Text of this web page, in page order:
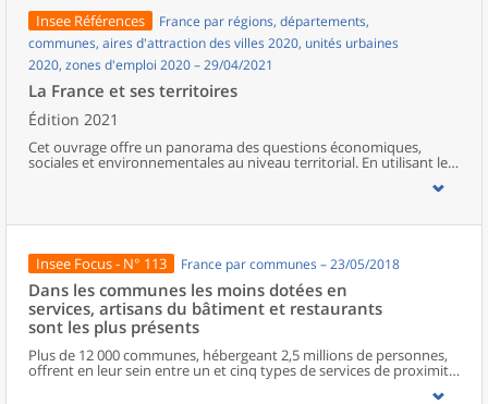
pays entre dans une phase de ralentissement démographique. En
première ligne lors des deux conflits mondiaux, les Hauts-de-
France retrouvent leur poids démographique d’avant la Première
Guerre dès les années 1950, à la faveur du baby-boom et de la
reconstruction. Depuis les années 1970, la population subit un
ralentissement, du fait d’une baisse progressive de l’excédent
naturel.
Insee Références
France par régions, départements,
communes, aires d'attraction des villes 2020, unités urbaines
2020, zones d'emploi 2020 – 29/04/2021
La France et ses territoires
Édition 2021
Cet ouvrage offre un panorama des questions économiques,
sociales et environnementales au niveau territorial. En utilisant les
disparités géographiques en France, sur les forces et faiblesses des
population.
Insee Focus - N° 113 France par communes – 23/05/2018
Dans les communes les moins dotées en
services, artisans du bâtiment et restaurants
sont les plus présents
Plus de 12 000 communes, hébergeant 2,5 millions de personnes,
offrent en leur sein entre un et cinq types de services de proximité.
Dans ces communes, les artisans et les restaurants sont les plus